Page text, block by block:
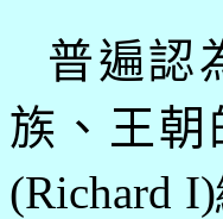
普遍認
族、王
(Richard